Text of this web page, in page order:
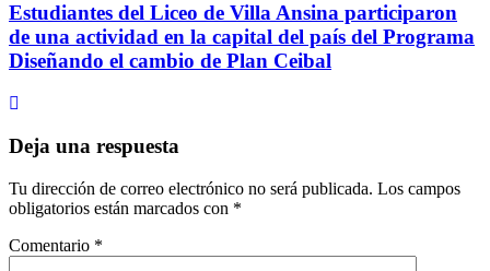
Estudiantes del Liceo de Villa Ansina participaron
de una actividad en la capital del país del Programa
Diseñando el cambio de Plan Ceibal
Deja una respuesta
Tu dirección de correo electrónico no será publicada. Los campos
obligatorios están marcados con *
Comentario *